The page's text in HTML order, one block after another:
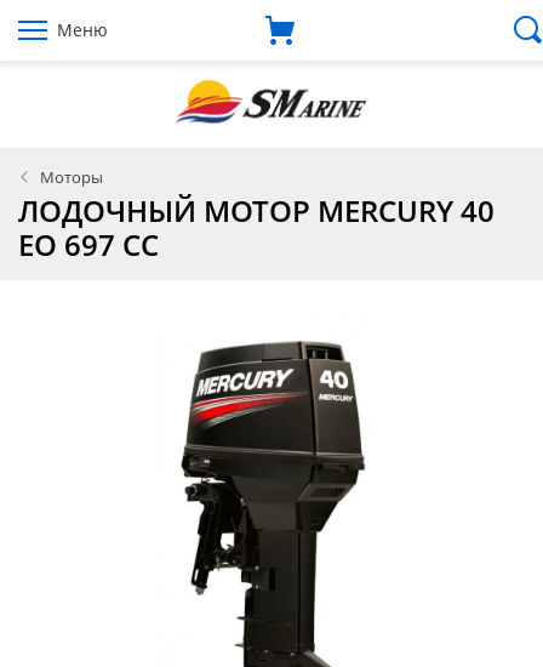
Меню
Моторы
ЛОДОЧНЫЙ МОТОР MERCURY 40
EO 697 CC